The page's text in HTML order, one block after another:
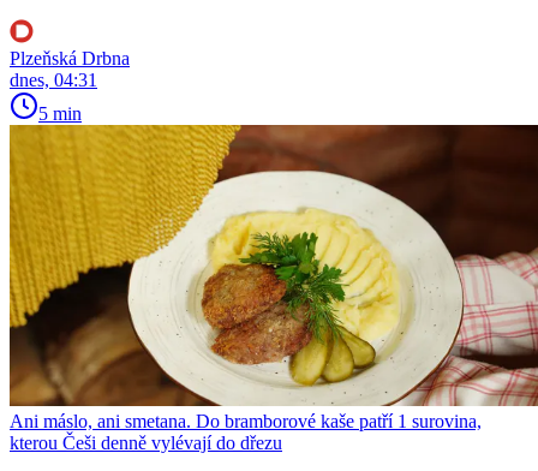
Plzeňská Drbna
dnes, 04:31
5 min
Ani máslo, ani smetana. Do bramborové kaše patří 1 surovina,
kterou Češi denně vylévají do dřezu